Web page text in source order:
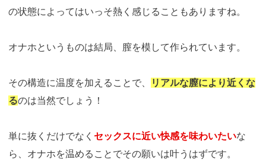
の状態によってはいっそ熱く感じることもありますね。
オナホというものは結局、膣を模して作られています。
その構造に温度を加えることで、
リアルな膣により近くな
るのは当然でしょう！
単に抜くだけでなく セックスに近い快感を味わいたいな
ら、オナホを温めることでその願いは叶うはずです。